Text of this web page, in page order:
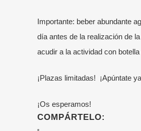
Importante: beber abundante
día antes de la realización de
acudir a la actividad con
¡Plazas limitadas! ¡Apúntate
¡Os esperamos!
COMPÁRTELO: